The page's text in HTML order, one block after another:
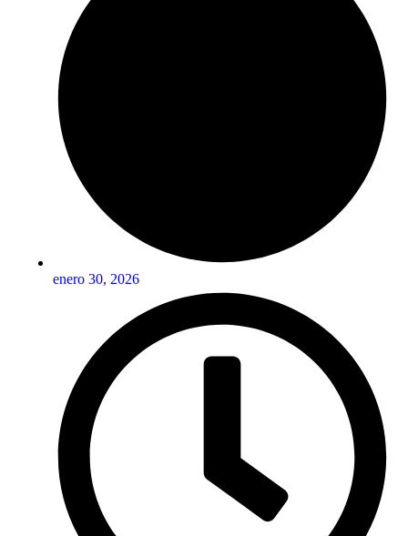
enero 30, 2026